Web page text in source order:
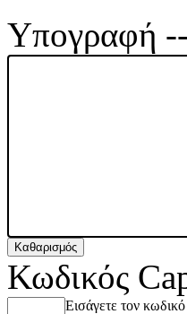
Υπογραφή
Καθαρισμός
Κωδικός
Εισάγετε τον